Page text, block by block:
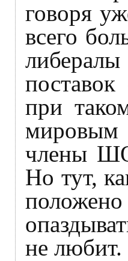
говоря
всего
при
мировым
члены
Но тут,
не любит.